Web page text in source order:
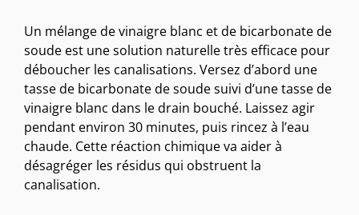
Un mélange de vinaigre blanc et de bicarbonate de
soude est une solution naturelle très efficace pour
déboucher les canalisations. Versez d’abord une
tasse de bicarbonate de soude suivi d’une tasse de
vinaigre blanc dans le drain bouché. Laissez agir
pendant environ 30 minutes, puis rincez à l’eau
chaude. Cette réaction chimique va aider à
désagréger les résidus qui obstruent la
canalisation.